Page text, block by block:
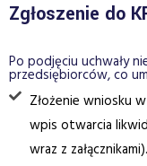
Zgłoszenie do
Po podjęciu uchwały
przedsiębiorców, co
Złożenie wniosku
wpis otwarcia
wraz z załącznikami).